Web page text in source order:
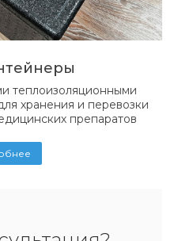
теплоизоляционными
хранения и перевозки
препаратов